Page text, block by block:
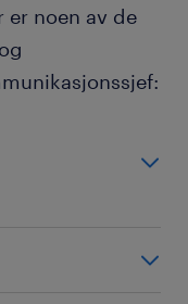
er noen av de